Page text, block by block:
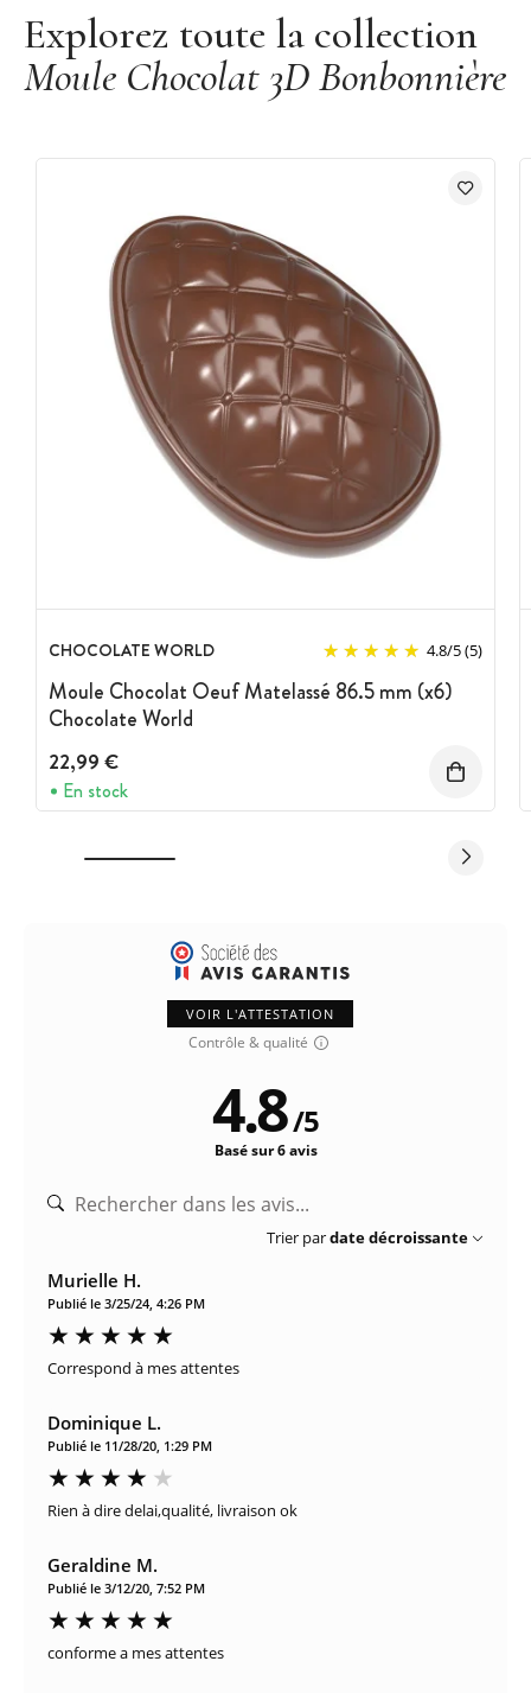
Explorez toute la collection
Moule Chocolat 3D Bonbonnière
CHOCOLATE WORLD 4.8/5(5)
Moule Chocolat Oeuf Matelassé 86.5 mm (x6)
Chocolate World
22,99 €
En stock
VOIR L'ATTESTATION
Contrôle & qualité
4.8/5
Basé sur 6 avis
Trier pardate décroissante
Murielle H.
Publié le 3/25/24, 4:26 PM
Correspond à mes attentes
Dominique L.
Publié le 11/28/20, 1:29 PM
Rien à dire delai,qualité, livraison ok
Geraldine M.
Publié le 3/12/20, 7:52 PM
conforme a mes attentes